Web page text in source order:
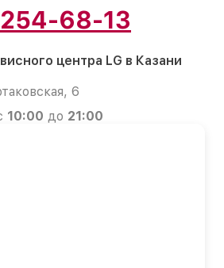
68-13
центра LG в Казани
6
10:00 до 21:00